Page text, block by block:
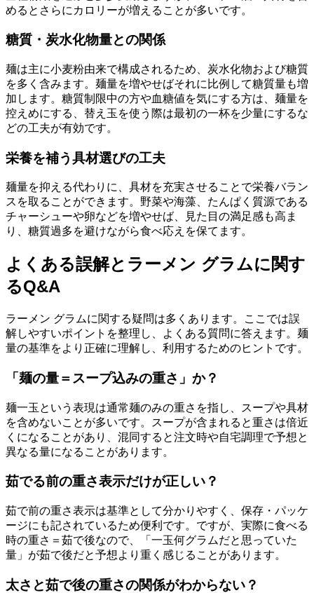
めるとさらにカロリーが増えることが多いです。
糖質・炭水化物量との関係
麺は主に小麦粉由来で構成されるため、炭水化物および糖質
を多く含みます。麺量を増やせばそれに比例して糖質量も増
加します。糖質制限中の方や血糖値を気にする方は、麺量を
控えめにする、替え玉を使う際は最初の一杯を少量にするな
どの工夫が有効です。
栄養を補う具材選びの工夫
麺量を抑える代わりに、具材を充実させることで栄養バラン
スを取ることができます。野菜や海藻、たんぱく質源である
チャーシューや卵などを増やせば、見た目の満足感も高ま
り、糖質過多を避けながら食べ応えを保てます。
よくある誤解とラーメン グラムに関す
るQ&A
ラーメン グラムに関する疑問は多くあります。ここでは誤
解しやすいポイントを整理し、よくある質問に答えます。麺
量の基準をより正確に理解し、利用するためのヒントです。
「麺の量＝スープ込みの重さ」か？
麺一玉という表現は通常麺のみの重さを指し、スープや具材
を含めないことが多いです。スープが含まれると重さは倍近
くになることがあり、混同すると注文時や自宅調理で予想と
異なる量になることがあります。
茹でる前の重さ表示だけが正しい？
茹で前の重さ表示は基準として分かりやすく、保存・パッケ
ージにも記されているため便利です。ですが、実際に食べる
時の重さ＝茹で後なので、「一玉何グラムだと思っていた
量」が茹で後だと予想より重く感じることがあります。
太さと茹で後の重さの関係がわからない？